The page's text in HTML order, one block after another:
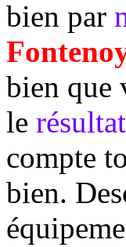
bien par
bien que
le
compte
bien.